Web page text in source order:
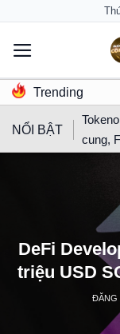
content
Trending
NỔI BẬT
cung,
DeFi
triệu USD
ĐĂNG